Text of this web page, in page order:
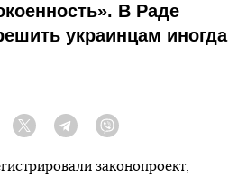
В Раде
украинцам иногда
Facebook Twitter Telegram
законопроект,